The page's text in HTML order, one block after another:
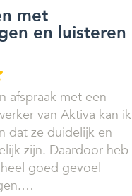
met
en luisteren
afspraak met een
van Aktiva kan ik
dat ze duidelijk en
zijn. Daardoor heb
goed gevoel